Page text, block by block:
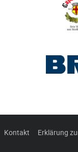
Kontakt Erklärung